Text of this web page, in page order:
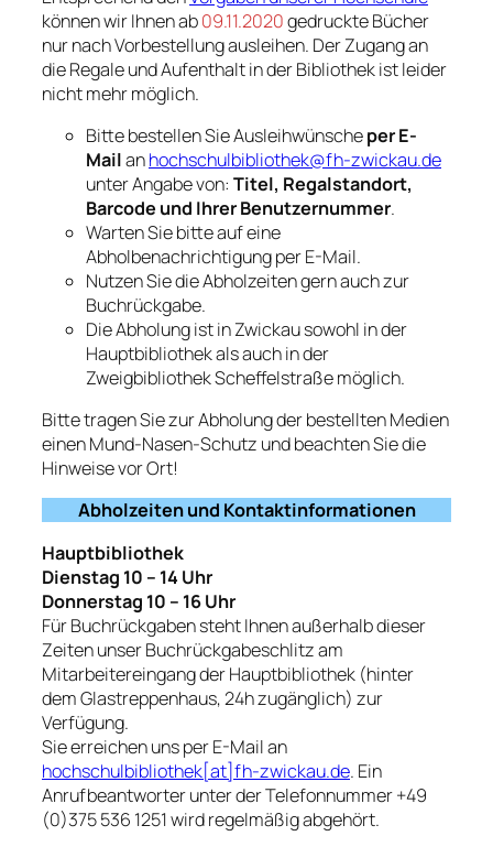
können wir Ihnen ab09.11.2020gedruckte Bücher
nur nach Vorbestellung ausleihen. Der Zugang an
die Regale und Aufenthalt in der Bibliothek ist leider
nicht mehr möglich.
Bitte bestellen Sie Ausleihwünscheper E-
Mailanhochschulbibliothek@fh-zwickau.de
unter Angabe von: Titel, Regalstandort,
Barcode und Ihrer Benutzernummer.
Warten Sie bitte auf eine
Abholbenachrichtigung per E-Mail.
Nutzen Sie die Abholzeiten gern auch zur
Buchrückgabe.
Die Abholung ist in Zwickau sowohl in der
Hauptbibliothek als auch in der
Zweigbibliothek Scheffelstraße möglich.
Bitte tragen Sie zur Abholung der bestellten Medien
einen Mund-Nasen-Schutz und beachten Sie die
Hinweise vor Ort!
Abholzeiten und Kontaktinformationen
Hauptbibliothek
Dienstag 10 – 14 Uhr
Donnerstag 10 – 16 Uhr
Für Buchrückgaben steht Ihnen außerhalb dieser
Zeiten unser Buchrückgabeschlitz am
Mitarbeitereingang der Hauptbibliothek (hinter
dem Glastreppenhaus, 24h zugänglich) zur
Verfügung.
Sie erreichen uns per E-Mail an
hochschulbibliothek[at]fh-zwickau.de. Ein
Anrufbeantworter unter der Telefonnummer +49
(0)375 536 1251 wird regelmäßig abgehört.